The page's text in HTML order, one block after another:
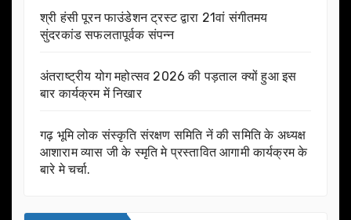
श्री हंसी पूरन फाउंडेशन ट्रस्ट द्वारा 21वां संगीतमय
सुंदरकांड सफलतापूर्वक संपन्न
अंतराष्ट्रीय योग महोत्सव 2026 की पड़ताल क्यों हुआ इस
बार कार्यक्रम में निखार
गढ़ भूमि लोक संस्कृति संरक्षण समिति नें की समिति के अध्यक्ष
आशाराम व्यास जी के स्मृति मे प्रस्तावित आगामी कार्यक्रम के
बारे मे चर्चा.